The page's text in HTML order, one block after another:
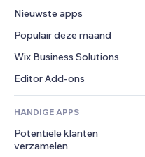
Dropshipping
Prijzen en abonnementen
Crowdfunding
Eten en drinken
PDF
Bestanden delen
Nieuws
Afbeeldingseffecten
Knoppen en menu's
Banners en badges
Rekenmachines
Zoeken
Weer
Grafieken en tabellen
Chat
Opmerkingen
Telefoonnummer
Community
Beoordelingen en testimonials
CRM
Nieuwste apps
Populair deze maand
Wix Business Solutions
Editor Add-ons
HANDIGE APPS
Potentiële klanten
verzamelen